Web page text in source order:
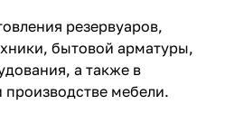
резервуаров,
бытовой арматуры,
а также в
мебели.